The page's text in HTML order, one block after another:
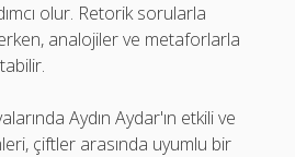
olur. Retorik sorularla
analojiler ve metaforlarla
Aydın Aydar'ın etkili ve
çiftler arasında uyumlu bir